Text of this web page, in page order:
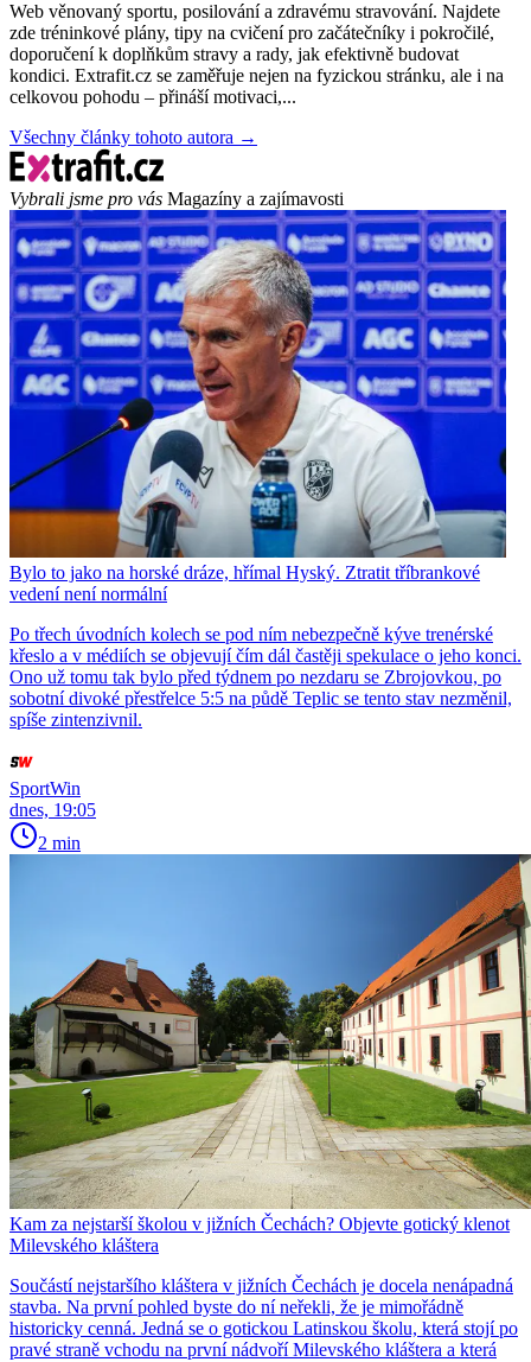
Web věnovaný sportu, posilování a zdravému stravování. Najdete
zde tréninkové plány, tipy na cvičení pro začátečníky i pokročilé,
doporučení k doplňkům stravy a rady, jak efektivně budovat
kondici. Extrafit.cz se zaměřuje nejen na fyzickou stránku, ale i na
celkovou pohodu – přináší motivaci,...
Všechny články tohoto autora →
Vybrali jsme pro vás Magazíny a zajímavosti
Bylo to jako na horské dráze, hřímal Hyský. Ztratit tříbrankové
vedení není normální
Po třech úvodních kolech se pod ním nebezpečně kýve trenérské
křeslo a v médiích se objevují čím dál častěji spekulace o jeho konci.
Ono už tomu tak bylo před týdnem po nezdaru se Zbrojovkou, po
sobotní divoké přestřelce 5:5 na půdě Teplic se tento stav nezměnil,
spíše zintenzivnil.
SportWin
dnes, 19:05
2 min
Kam za nejstarší školou v jižních Čechách? Objevte gotický klenot
Milevského kláštera
Součástí nejstaršího kláštera v jižních Čechách je docela nenápadná
stavba. Na první pohled byste do ní neřekli, že je mimořádně
historicky cenná. Jedná se o gotickou Latinskou školu, která stojí po
pravé straně vchodu na první nádvoří Milevského kláštera a která